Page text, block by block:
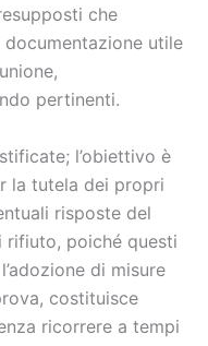
che
utile
pertinenti.
l’obiettivo è
la tutela dei propri
risposte del
rifiuto, poiché questi
di misure
costituisce
ricorrere a tempi